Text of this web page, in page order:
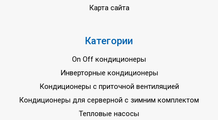
Карта сайта
Категории
On Off кондиционеры
Инверторные кондиционеры
Кондиционеры с приточной вентиляцией
Кондиционеры для серверной с зимним комплектом
Тепловые насосы